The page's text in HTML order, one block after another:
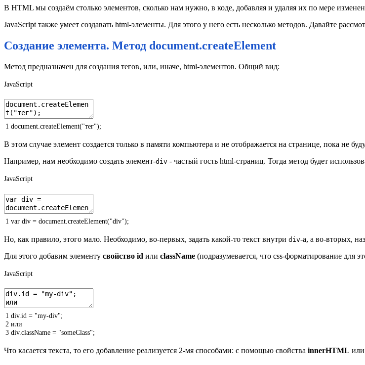
В HTML мы создаём столько элементов, сколько нам нужно, в коде, добавляя и удаляя их по мере
JavaScript также умеет создавать html-элементы. Для этого у него есть несколько методов. Давайте
Создание элемента. Метод document.createElement
Метод предназначен для создания тегов, или, иначе, html-элементов. Общий вид:
JavaScript
1 document.createElement("тег");
В этом случае элемент создается только в памяти компьютера и не отображается на странице, пока не
Например, нам необходимо создать элемент-div - частый гость html-страниц. Тогда метод будет
JavaScript
1 var div = document createElement("div");
Но, как правило, этого мало. Необходимо, во-первых, задать какой-то текст внутри div-a, а во-вторых,
Для этого добавим элементу свойство id или className (подразумевается, что css-форматирование для
JavaScript
1
2
3
div.id = "my-div";
или
div.className = "someClass";
Что касается текста, то его добавление реализуется 2-мя способами: с помощью свойства innerHTML